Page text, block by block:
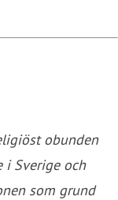
obunden
i Sverige och
som grund